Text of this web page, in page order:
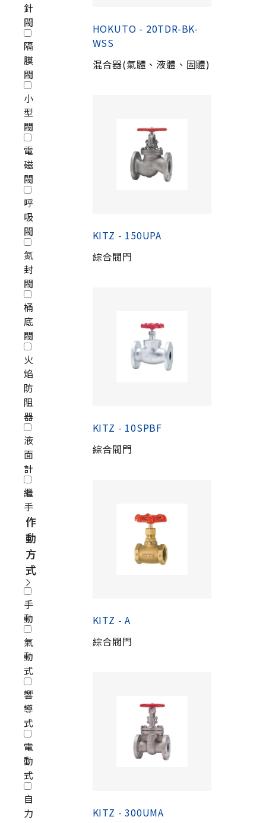
針
閥
隔
膜
閥
小
型
閥
電
磁
閥
呼
吸
閥
氮
封
閥
桶
底
閥
火
焰
防
阻
器
液
面
計
繼
手
作
動
方
式
手
動
氣
動
式
響
導
式
電
動
式
自
力
HOKUTO - 20TDR-BK-
WSS
混合器(氣體、液體、固體)
KITZ - 150UPA
綜合閥門
KITZ - 10SPBF
綜合閥門
KITZ - A
綜合閥門
KITZ - 300UMA